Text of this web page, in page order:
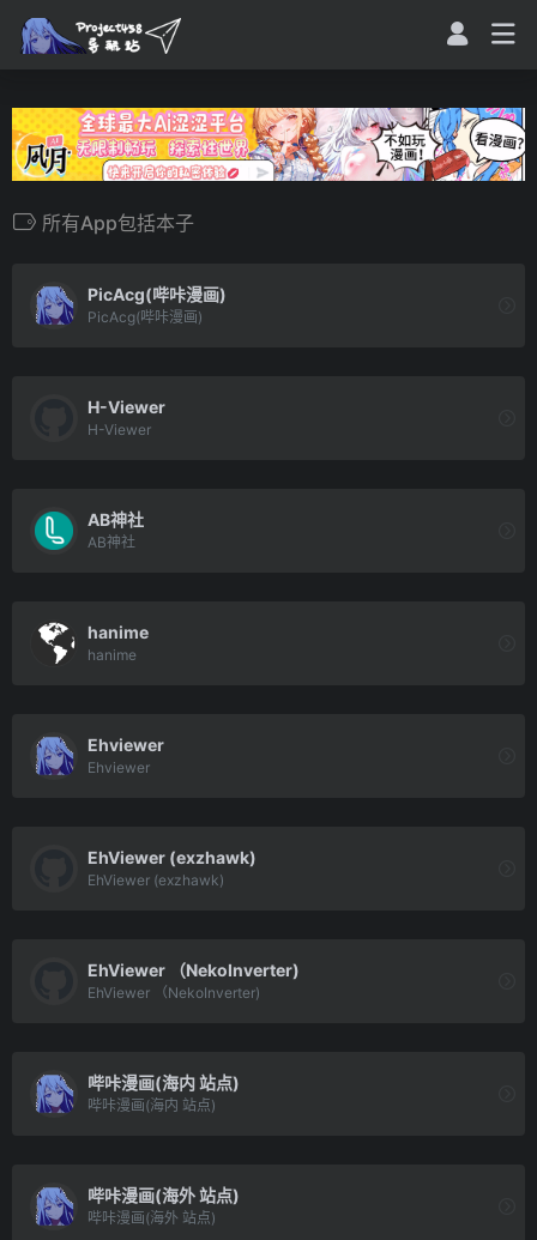
所有App包括本子
PicAcg(哔咔漫画)
PicAcg(哔咔漫画)
H-Viewer
H-Viewer
AB神社
AB神社
hanime
hanime
Ehviewer
Ehviewer
EhViewer (exzhawk)
EhViewer (exzhawk)
EhViewer （NekoInverter)
EhViewer （NekoInverter)
哔咔漫画(海内 站点)
哔咔漫画(海内 站点)
哔咔漫画(海外 站点)
哔咔漫画(海外 站点)